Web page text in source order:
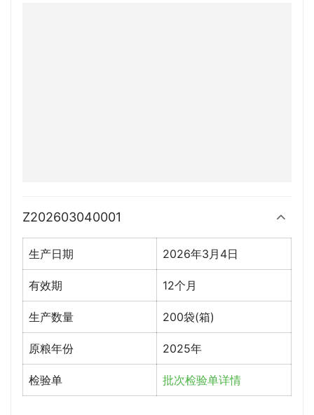
Z202603040001
生产日期 2026年3月4日
有效期 12个月
生产数量 200袋(箱)
原粮年份 2025年
检验单 批次检验单详情